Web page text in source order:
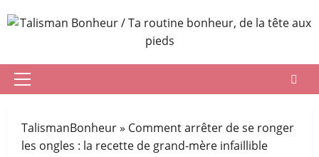
au
Menu
TalismanBonheur» Comment arrêter de se ronger
les ongles : la recette de grand-mère infaillible